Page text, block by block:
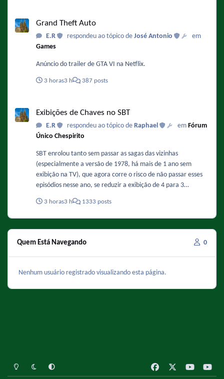
serie-a-italiana-apos-acordo-de-sublicenciamento-com-a-
espn/
Grand Theft Auto
E.R respondeu ao tópico de José Antonio
em
Games
Anúncio do trailer de GTA VI na Netflix.
3 horas3 h 387 posts
Exibições de Chaves no SBT
E.R respondeu ao tópico de Raphael emFórum
Único Chespirito
SBT enrolou tanto sem passar as sagas das vizinhas
(especialmente a versão de 1978, há mais de 1 ano sem
exibição na TV), que agora corre o risco de não passar esses
episódios nesse ano, se reduzir a exibição de 4 para 3
menor ainda, por causa do horário político).
3 horas3 h 1333 posts
Quem Está Navegando 0
Nenhum usuário registrado visualizando esta página.
Light ModeDark ModeSystem Preference
a
o
o